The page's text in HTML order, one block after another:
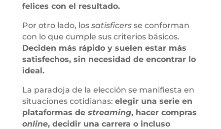
felices con el resultado.
Por otro lado, los satisficersse conforman
con lo que cumple sus criterios básicos.
Deciden más rápido y suelen estar más
satisfechos, sin necesidad de encontrar lo
ideal.
La paradoja de la elección se manifiesta en
situaciones cotidianas: elegir una serie en
plataformas de streaming, hacer compras
online, decidir una carrera o incluso